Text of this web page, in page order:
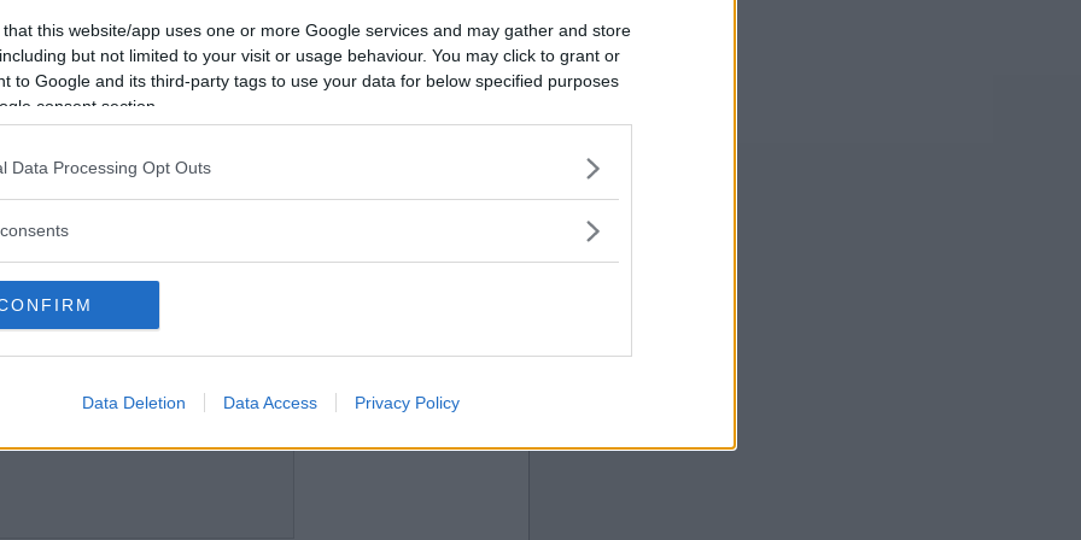
that this website/app uses one or more Google services and may gather and store
but not limited to your visit or usage behaviour. You may click to grant or
to Google and its third-party tags to use your data for below specified purposes
consent section.
Data Processing Opt Outs
Data Deletion Data Access Privacy Policy
2013-02-12 21:24
Vill du bli
medlem?